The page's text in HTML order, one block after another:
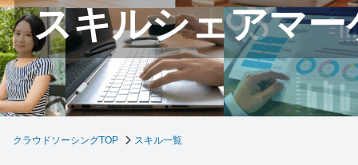
スキルシェアマー
クラウドソーシングTOP スキル一覧